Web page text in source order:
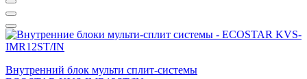
Внутренний блок мульти сплит-системы